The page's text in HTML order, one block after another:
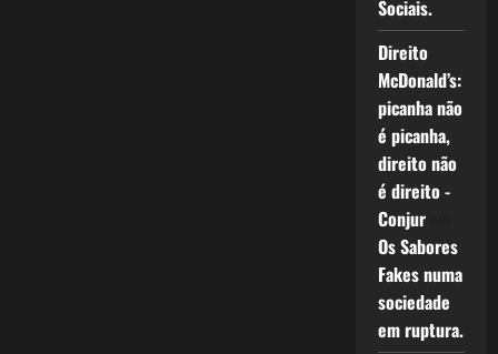
Sociais.
Direito
McDonald’s:
picanha não
é picanha,
direito não
é direito -
Conjurem
Os Sabores
Fakes numa
sociedade
em ruptura.